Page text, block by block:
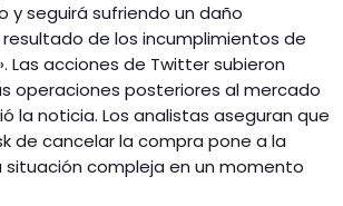
y seguirá sufriendo un daño
de los incumplimientos de
Las acciones de Twitter subieron
operaciones posteriores al mercado
la noticia. Los analistas aseguran que
de cancelar la compra pone a la
compleja en un momento